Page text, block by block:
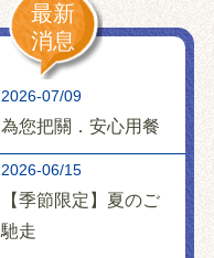
最新
消息
2026-07/09
為您把關．安心用餐
2026-06/15
【季節限定】夏のご
馳走